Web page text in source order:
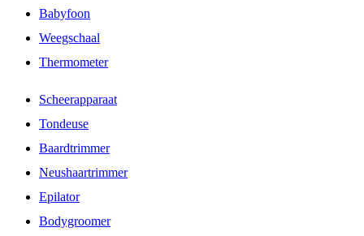
Babyfoon
Weegschaal
Thermometer
Scheerapparaat
Tondeuse
Baardtrimmer
Neushaartrimmer
Epilator
Bodygroomer